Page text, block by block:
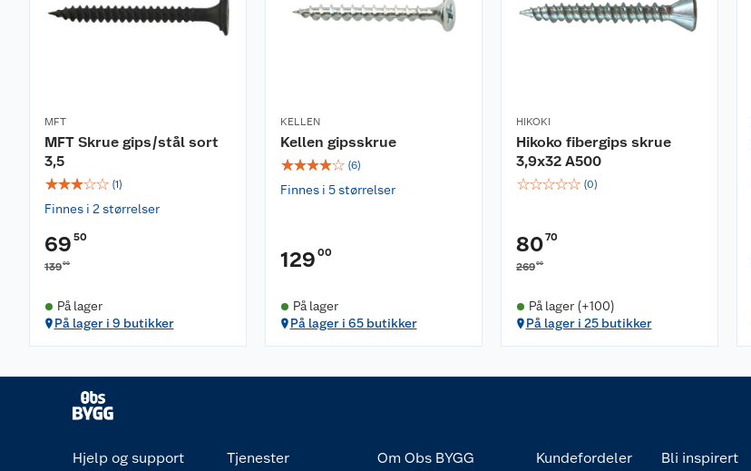
MFT
MFT Skrue gips/stål sort
3,5
☆☆☆☆☆ (1)
Finnes i 2 størrelser
69 50
13900
På lager
På lager i 9 butikker
KELLEN
Kellen gipsskrue
☆☆☆☆☆ (6)
Finnes i 5 størrelser
129 00
På lager
På lager i 65 butikker
HIKOKI
Hikoko fibergips skrue
3,9x32 A500
☆☆☆☆☆ (0)
8070
26900
På lager (+100)
På lager i 25 butikker
Hjelp og support Tjenester Om Obs BYGG Kundefordeler Bli inspirert